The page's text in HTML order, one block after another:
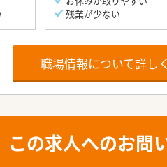
残業が少ない
職場情報について詳し
この求人へのお問